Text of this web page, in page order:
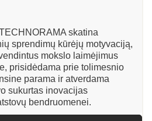
skatina
sprendimų kūrėjų motyvaciją,
mokslo laimėjimus
prisidėdama prie tolimesnio
parama ir atverdama
sukurtas inovacijas
bendruomenei.